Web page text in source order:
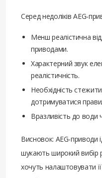
Серед недоліків AEG-
Менш реалістична
приводами.
Характерний звук
реалістичність.
Необхідність
дотримуватися
Вразливість до води
Висновок: AEG-приводи
шукають широкий вибір
хочуть налаштовувати